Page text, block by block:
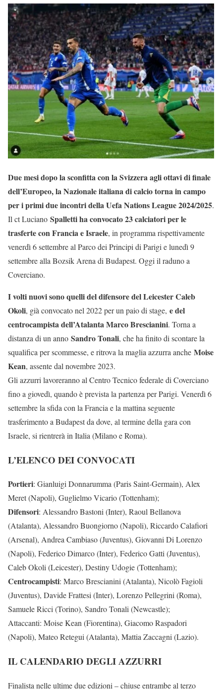
Due mesi dopo la sconfitta con la Svizzera agli ottavi di finale
dell’Europeo, la Nazionale italiana di calcio torna in campo
per i primi due incontri della Uefa Nations League 2024/2025.
Il ct Luciano Spalletti ha convocato 23 calciatori per le
trasferte con Francia e Israele, in programma rispettivamente
venerdì 6 settembre al Parco dei Principi di Parigi e lunedì 9
settembre alla Bozsik Arena di Budapest. Oggi il raduno a
Coverciano.
I volti nuovi sono quelli del difensore del Leicester Caleb
Okoli, già convocato nel 2022 per un paio di stage, e del
centrocampista dell’Atalanta Marco Brescianini. Torna a
distanza di un anno Sandro Tonali, che ha finito di scontare la
squalifica per scommesse, e ritrova la maglia azzurra anche Moise
Kean, assente dal novembre 2023.
Gli azzurri lavoreranno al Centro Tecnico federale di Coverciano
fino a giovedì, quando è prevista la partenza per Parigi. Venerdì 6
settembre la sfida con la Francia e la mattina seguente
trasferimento a Budapest da dove, al termine della gara con
Israele, si rientrerà in Italia (Milano e Roma).
L’ELENCO DEI CONVOCATI
Portieri: Gianluigi Donnarumma (Paris Saint-Germain), Alex
Meret (Napoli), Guglielmo Vicario (Tottenham);
Difensori: Alessandro Bastoni (Inter), Raoul Bellanova
(Atalanta), Alessandro Buongiorno (Napoli), Riccardo Calafiori
(Arsenal), Andrea Cambiaso (Juventus), Giovanni Di Lorenzo
(Napoli), Federico Dimarco (Inter), Federico Gatti (Juventus),
Caleb Okoli (Leicester), Destiny Udogie (Tottenham);
Centrocampisti: Marco Brescianini (Atalanta), Nicolò Fagioli
(Juventus), Davide Frattesi (Inter), Lorenzo Pellegrini (Roma),
Samuele Ricci (Torino), Sandro Tonali (Newcastle);
Attaccanti: Moise Kean (Fiorentina), Giacomo Raspadori
(Napoli), Mateo Retegui (Atalanta), Mattia Zaccagni (Lazio).
IL CALENDARIO DEGLI AZZURRI
Finalista nelle ultime due edizioni – chiuse entrambe al terzo